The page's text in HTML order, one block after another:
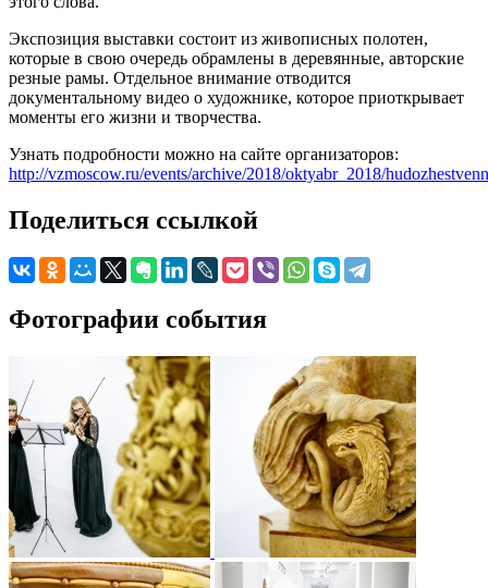
Экспозиция выставки состоит из живописных полотен,
которые в свою очередь обрамлены в деревянные, авторские
резные рамы. Отдельное внимание отводится
документальному видео о художнике, которое приоткрывает
моменты его жизни и творчества.
Узнать подробности можно на сайте организаторов:
http://vzmoscow.ru/events/archive/2018/oktyabr_2018/
Поделиться ссылкой
Фотографии события